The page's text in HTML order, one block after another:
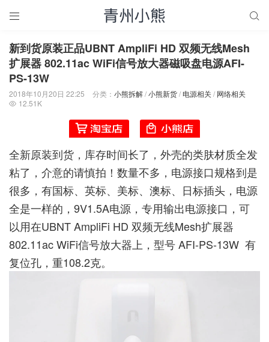
 
新到货原装正品UBNT AmpliFi HD 双频无线Mesh
扩展器 802.11ac WiFi信号放大器磁吸盘电源AFI-
PS-13W
2018年10月20日 22:25 分类： 小熊拆解/小熊新货/ 电源相关/ 网络相关
 12.51K
全新原装到货，库存时间长了，外壳的类肤材质全发
粘了，介意的请慎拍！数量不多，电源接口规格到是
很多，有国标、英标、美标、澳标、日标插头，电源
全是一样的，9V1.5A电源，专用输出电源接口，可
以用在UBNT AmpliFi HD 双频无线Mesh扩展器
802.11ac WiFi信号放大器上，型号 AFI-PS-13W 有
复位孔，重108.2克。